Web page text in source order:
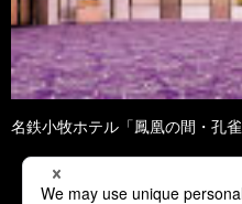
名鉄小牧ホテル「鳳凰の間・孔雀